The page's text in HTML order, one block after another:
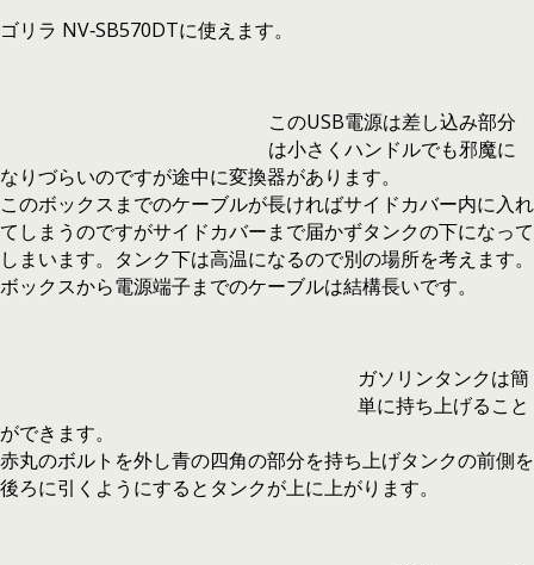
ゴリラ NV‐SB570DTに使えます。
このUSB電源は差し込み部分
は小さくハンドルでも邪魔に
なりづらいのですが途中に変換器があります。
このボックスまでのケーブルが長ければサイドカバー内に入れ
てしまうのですがサイドカバーまで届かずタンクの下になって
しまいます。タンク下は高温になるので別の場所を考えます。
ボックスから電源端子までのケーブルは結構長いです。
ガソリンタンクは簡
単に持ち上げること
ができます。
赤丸のボルトを外し青の四角の部分を持ち上げタンクの前側を
後ろに引くようにするとタンクが上に上がります。